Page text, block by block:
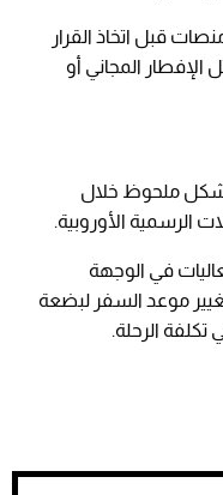
قبل اتخاذ القرار
الإفطار المجاني أو
بشكل ملحوظ خلال
الرسمية الأوروبية.
في الوجهة
موعد السفر لبضعة
الرحلة.